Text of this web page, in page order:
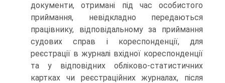
документи, отримані під час особистого
приймання, невідкладно передаються
працівнику, відповідальному за приймання
судових справ і кореспонденції, для
реєстрації в журналі вхідної кореспонденції
та у відповідних обліково-статистичних
картках чи реєстраційних журналах, після